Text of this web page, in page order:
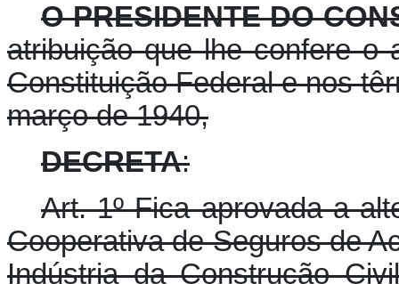
O PRESIDENTE DO
atribuição que lhe confere o
Constituição Federal e nos
março de 1940,
DECRETA:
Art. 1º Fica aprovada a
Cooperativa de Seguros de
Indústria da Construção